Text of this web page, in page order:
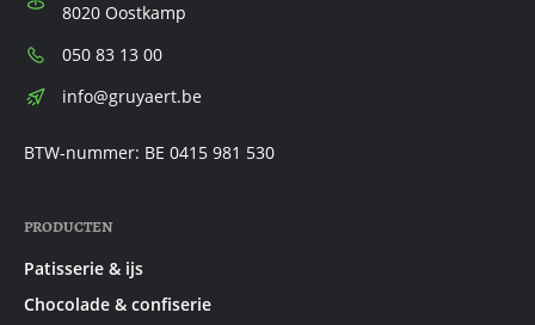
8020 Oostkamp
Telefoon:
050 83 13 00
E-
info@gruyaert.be
BTW-nummer: BE 0415 981 530
PRODUCTEN
Patisserie & ijs
Chocolade & confiserie